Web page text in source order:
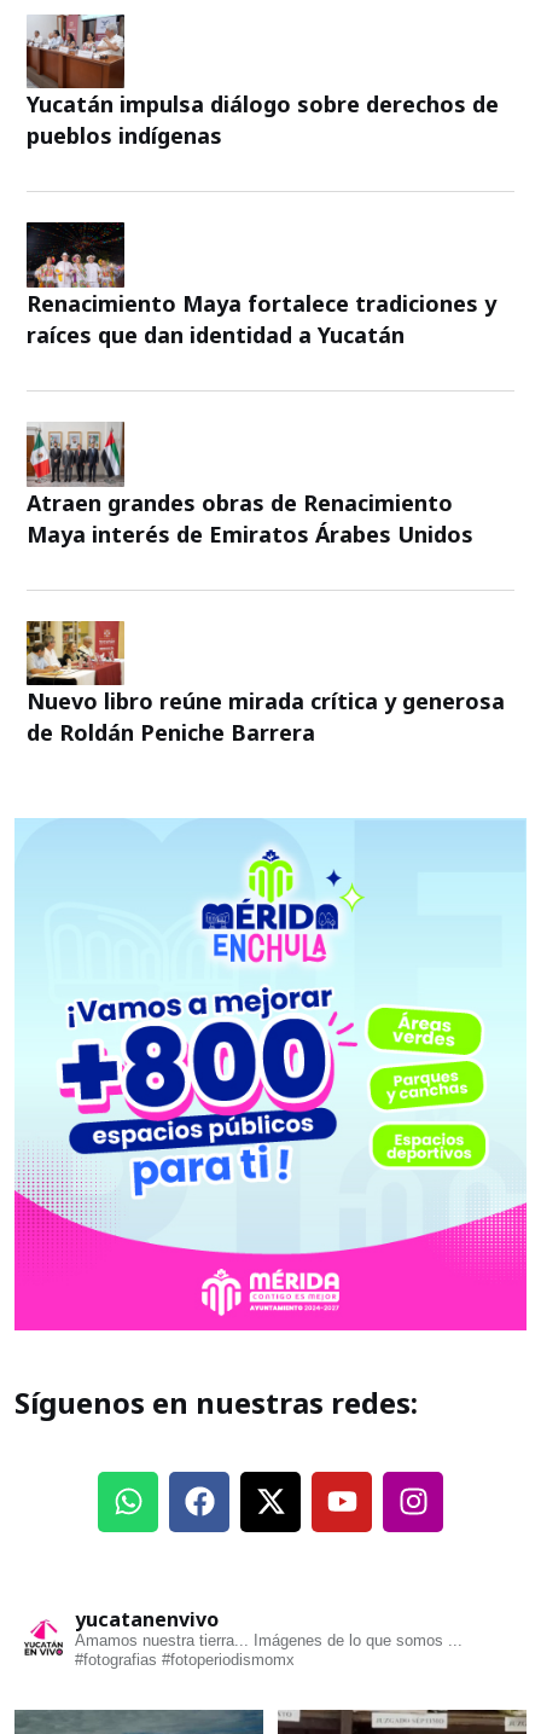
Yucatán impulsa diálogo sobre derechos de
pueblos indígenas
Renacimiento Maya fortalece tradiciones y
raíces que dan identidad a Yucatán
Atraen grandes obras de Renacimiento
Maya interés de Emiratos Árabes Unidos
Nuevo libro reúne mirada crítica y generosa
de Roldán Peniche Barrera
Síguenos en nuestras redes:
yucatanenvivo
Amamos nuestra tierra... Imágenes de lo que somos ...
#fotografias #fotoperiodismomx